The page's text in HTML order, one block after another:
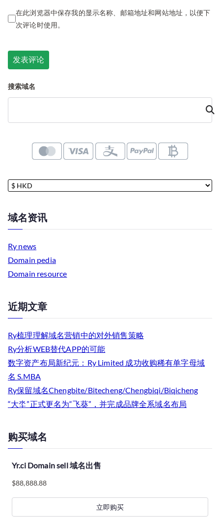
在此浏览器中保存我的显示名称、邮箱地址和网站地址，以便下
次评论时使用。
搜索域名
域名资讯
Ry news
Domain pedia
Domain resource
近期文章
Ry梳理理解域名营销中的对外销售策略
Ry分析WEB替代APP的可能
数字资产布局新纪元：Ry Limited 成功收购稀有单字母域
名 S.MBA
Ry保留域名Chengbite/Bitecheng/Chengbiqi/Biqicheng
“大坔”正式更名为“飞葵”，并完成品牌全系域名布局
购买域名
Yr.ci Domain sell 域名出售
$88,888.88
立即购买